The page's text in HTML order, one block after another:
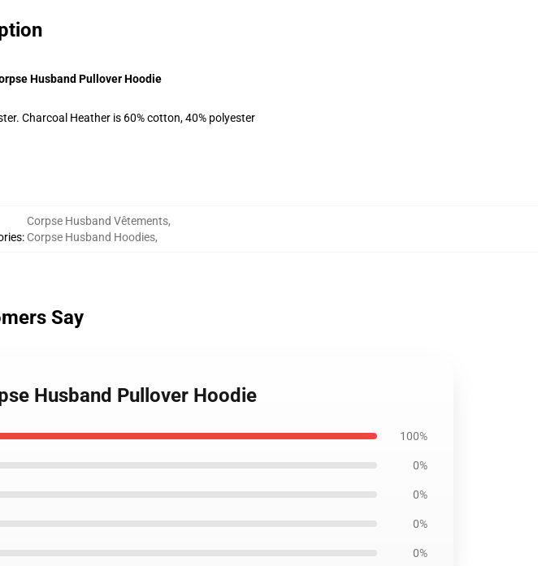
Husband Pullover Hoodie
Charcoal Heather is 60% cotton, 40% polyester
:
Corpse Husband Vêtements,
Corpse Husband Hoodies,
Say
Husband Pullover Hoodie
100%
0%
0%
0%
0%